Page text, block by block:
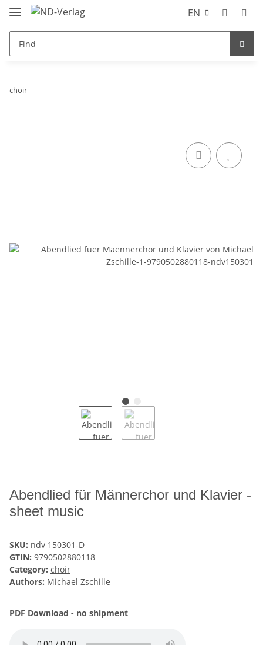
EN
choir
Abendlied für Männerchor und Klavier -
sheet music
SKU: ndv 150301-D
GTIN: 9790502880118
Category: choir
Authors: Michael Zschille
PDF Download - no shipment